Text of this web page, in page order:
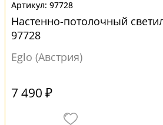
97728
Настенно-потолочный
97728
Eglo (Австрия)
7 490 ₽